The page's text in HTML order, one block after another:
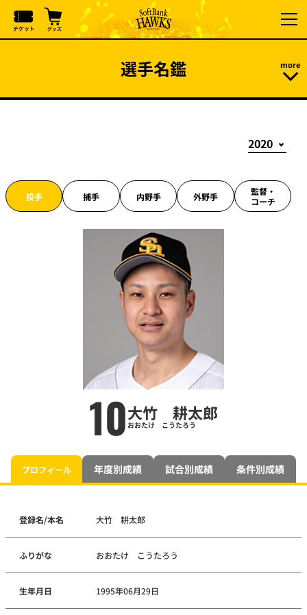
選手名鑑
投手 捕手 内野手 外野手
監督・
コーチ
10大竹 耕太郎
おおたけ こうたろう
プロフィール 年度別成績 試合別成績 条件別成績
登録名/本名 大竹 耕太郎
ふりがな おおたけ こうたろう
生年月日 1995年06月29日